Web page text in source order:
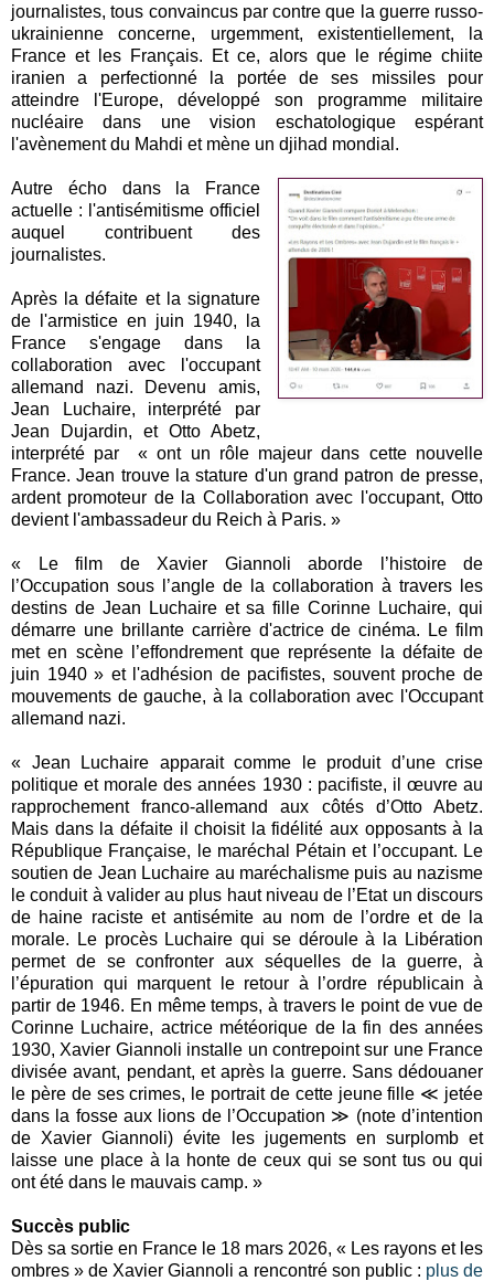
journalistes, tous convaincus par contre que la guerre russo-
ukrainienne concerne, urgemment, existentiellement, la
France et les Français. Et ce, alors que le régime chiite
iranien a perfectionné la portée de ses missiles pour
atteindre l'Europe, développé son programme militaire
nucléaire dans une vision eschatologique espérant
l'avènement du Mahdi et mène un djihad mondial.
Autre écho dans la France
actuelle : l'antisémitisme officiel
auquel contribuent des
journalistes.
Après la défaite et la signature
de l'armistice en juin 1940, la
France s'engage dans la
collaboration avec l'occupant
allemand nazi. Devenu amis,
Jean Luchaire, interprété par
Jean Dujardin, et Otto Abetz,
interprété par « ont un rôle majeur dans cette nouvelle
France. Jean trouve la stature d'un grand patron de presse,
ardent promoteur de la Collaboration avec l'occupant, Otto
devient l'ambassadeur du Reich à Paris. »
« Le film de Xavier Giannoli aborde l’histoire de
l’Occupation sous l’angle de la collaboration à travers les
destins de Jean Luchaire et sa fille Corinne Luchaire, qui
démarre une brillante carrière d'actrice de cinéma. Le film
met en scène l’effondrement que représente la défaite de
juin 1940 » et l'adhésion de pacifistes, souvent proche de
mouvements de gauche, à la collaboration avec l'Occupant
allemand nazi.
« Jean Luchaire apparait comme le produit d’une crise
politique et morale des années 1930 : pacifiste, il œuvre au
rapprochement franco-allemand aux côtés d’Otto Abetz.
Mais dans la défaite il choisit la fidélité aux opposants à la
République Française, le maréchal Pétain et l’occupant. Le
soutien de Jean Luchaire au maréchalisme puis au nazisme
le conduit à valider au plus haut niveau de l’Etat un discours
de haine raciste et antisémite au nom de l’ordre et de la
morale. Le procès Luchaire qui se déroule à la Libération
permet de se confronter aux séquelles de la guerre, à
l’épuration qui marquent le retour à l’ordre républicain à
partir de 1946. En même temps, à travers le point de vue de
Corinne Luchaire, actrice météorique de la fin des années
1930, Xavier Giannoli installe un contrepoint sur une France
divisée avant, pendant, et après la guerre. Sans dédouaner
le père de ses crimes, le portrait de cette jeune fille ≪ jetée
dans la fosse aux lions de l’Occupation ≫ (note d’intention
de Xavier Giannoli) évite les jugements en surplomb et
laisse une place à la honte de ceux qui se sont tus ou qui
ont été dans le mauvais camp. »
Succès public
Dès sa sortie en France le 18 mars 2026, « Les rayons et les
ombres » de Xavier Giannoli a rencontré son public : plus de